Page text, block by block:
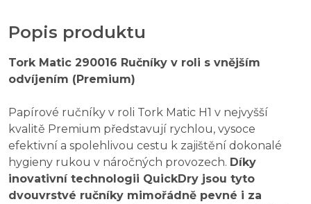
Popis produktu
Tork Matic 290016 Ručníky v roli s vnějším
odvíjením (Premium)
Papírové ručníky v roli Tork Matic H1 v nejvyšší
kvalitě Premium představují rychlou, vysoce
efektivní a spolehlivou cestu k zajištění dokonalé
hygieny rukou v náročných provozech. Díky
inovativní technologii QuickDry jsou tyto
dvouvrstvé ručníky mimořádně pevné i za